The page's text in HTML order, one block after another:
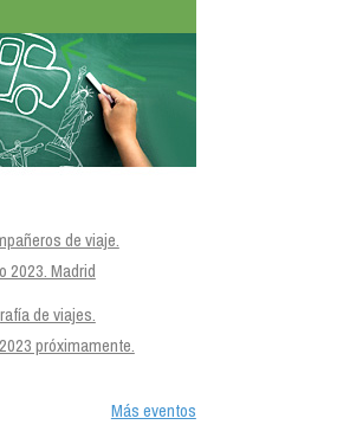
de viaje.
2023. Madrid
de viajes.
próximamente.
Más eventos